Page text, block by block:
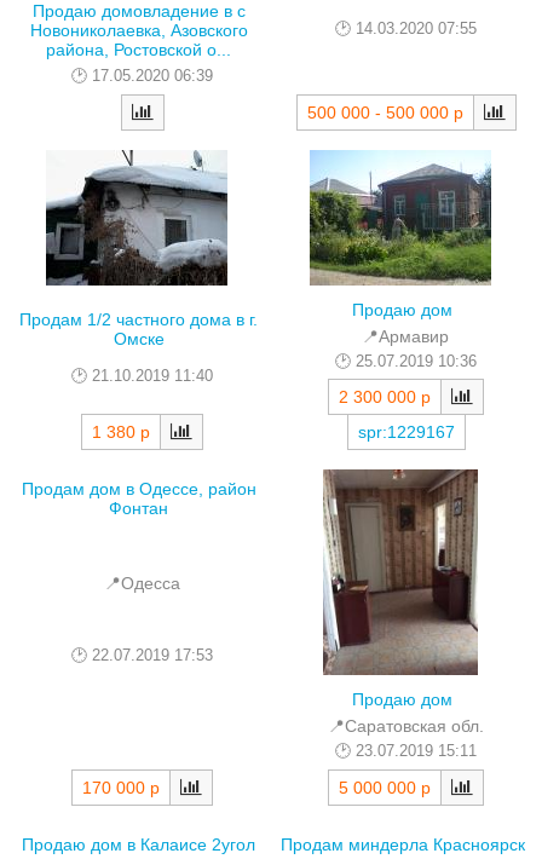
Продаю домовладение в с
Новониколаевка, Азовского
района, Ростовской о...
17.05.2020 06:39
14.03.2020 07:55
500 000 - 500 000 р
Продам 1/2 частного дома в г.
Омске
21.10.2019 11:40
1 380 р
Продаю дом
📍Армавир
25.07.2019 10:36
2 300 000 р
spr:1229167
Продам дом в Одессе, район
Фонтан
📍Одесса
22.07.2019 17:53
170 000 р
Продаю дом
📍Саратовская обл.
23.07.2019 15:11
5 000 000 р
Продаю дом в Калаисе 2угол
Продам миндерла Красноярск